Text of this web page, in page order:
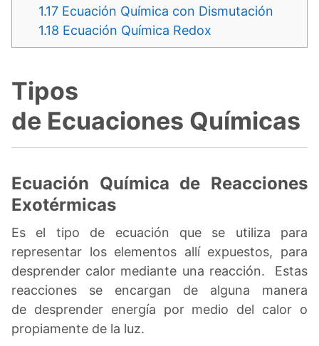
1.17 Ecuación Química con Dismutación
1.18 Ecuación Química Redox
Tipos
de Ecuaciones Químicas
Ecuación Química de Reacciones
Exotérmicas
Es el tipo de ecuación que se utiliza para
representar los elementos allí expuestos, para
desprender calor mediante una reacción. Estas
reacciones se encargan de alguna manera
de desprender energía por medio del calor o
propiamente de la luz.